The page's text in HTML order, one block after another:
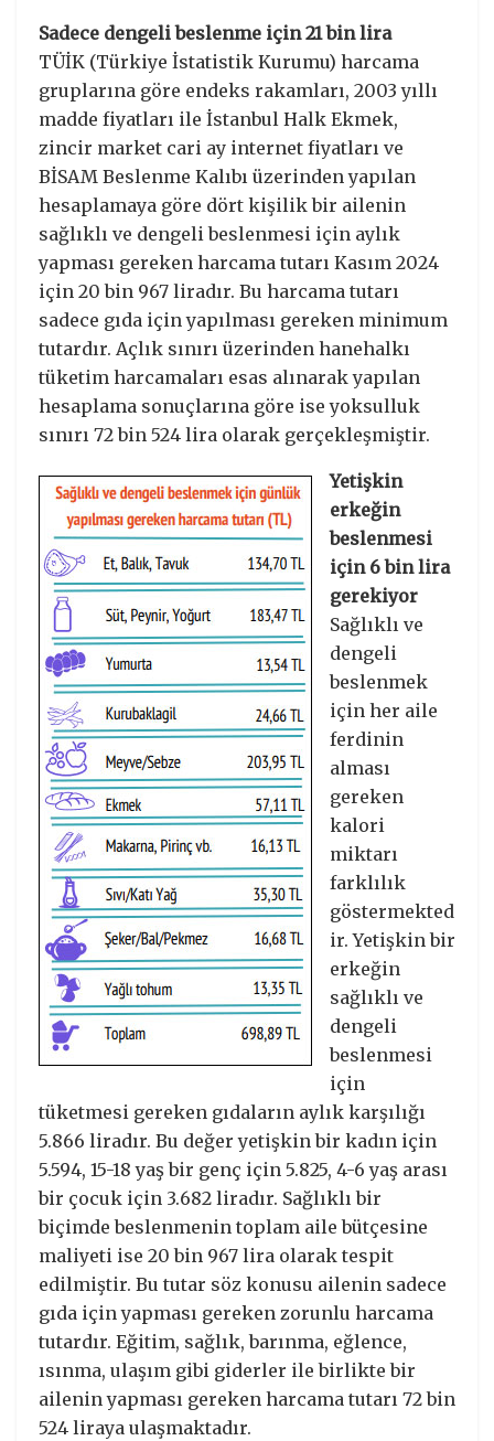
Sadece dengeli beslenme için 21 bin lira
TÜİK (Türkiye İstatistik Kurumu) harcama
gruplarına göre endeks rakamları, 2003 yıllı
madde fiyatları ile İstanbul Halk Ekmek,
zincir market cari ay internet fiyatları ve
BİSAM Beslenme Kalıbı üzerinden yapılan
hesaplamaya göre dört kişilik bir ailenin
sağlıklı ve dengeli beslenmesi için aylık
yapması gereken harcama tutarı Kasım 2024
için 20 bin 967 liradır. Bu harcama tutarı
sadece gıda için yapılması gereken minimum
tutardır. Açlık sınırı üzerinden hanehalkı
tüketim harcamaları esas alınarak yapılan
hesaplama sonuçlarına göre ise yoksulluk
sınırı 72 bin 524 lira olarak gerçekleşmiştir.
Yetişkin
erkeğin
beslenmesi
için 6 bin lira
gerekiyor
Sağlıklı ve
dengeli
beslenmek
için her aile
ferdinin
alması
gereken
kalori
miktarı
farklılık
göstermekted
ir. Yetişkin bir
erkeğin
sağlıklı ve
dengeli
beslenmesi
için
tüketmesi gereken gıdaların aylık karşılığı
5.866 liradır. Bu değer yetişkin bir kadın için
5.594, 15-18 yaş bir genç için 5.825, 4-6 yaş arası
bir çocuk için 3.682 liradır. Sağlıklı bir
biçimde beslenmenin toplam aile bütçesine
maliyeti ise 20 bin 967 lira olarak tespit
edilmiştir. Bu tutar söz konusu ailenin sadece
gıda için yapması gereken zorunlu harcama
tutardır. Eğitim, sağlık, barınma, eğlence,
ısınma, ulaşım gibi giderler ile birlikte bir
ailenin yapması gereken harcama tutarı 72 bin
524 liraya ulaşmaktadır.